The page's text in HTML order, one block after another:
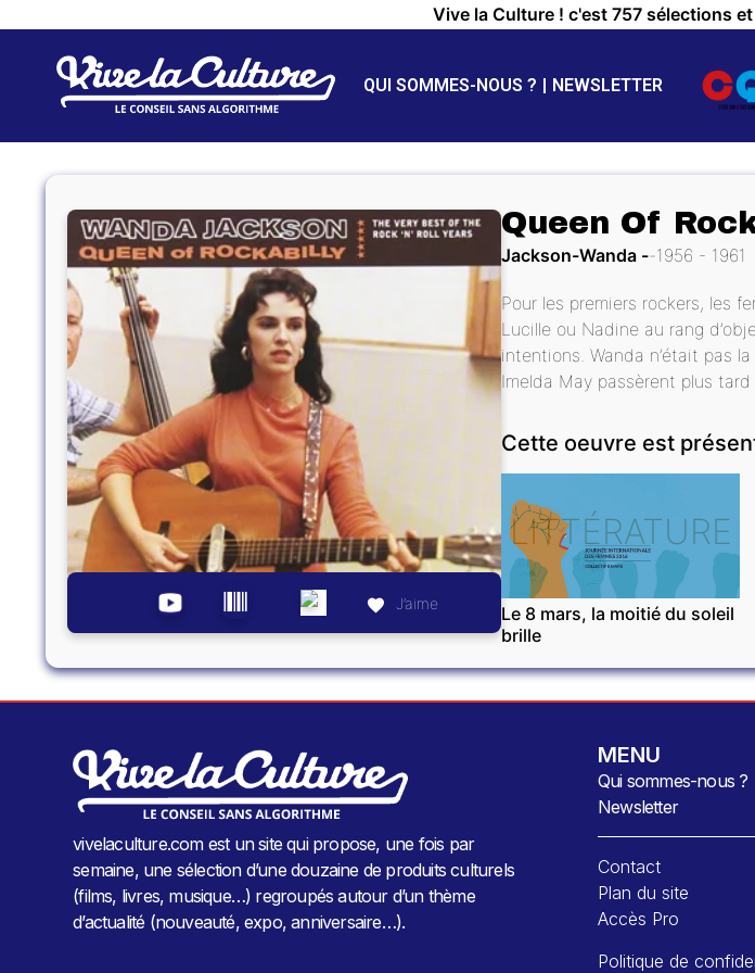
Vive la Culture ! c'est 757 sélections
QUI SOMMES-NOUS ? NEWSLETTER
J’aime
Queen Of
Jackson-Wanda 1956 - 1961
Pour les premiers rockers, les
Lucille ou Nadine au rang
intentions. Wanda n’était pas
Imelda May passèrent plus
Cette oeuvre est
LITTÉRATURE
Le 8 mars, la moitié du soleil
brille
vivelaculture.com est un site qui propose, une fois par
semaine, une sélection d’une douzaine de produits culturels
(films, livres, musique…) regroupés autour d’un thème
d’actualité (nouveauté, expo, anniversaire…).
MENU
Qui sommes-nous ?
Newsletter
Contact
Plan du site
Accès Pro
Politique de